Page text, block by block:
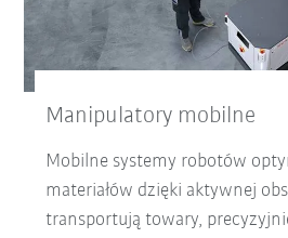
Manipulatory mobilne
Mobilne systemy robotów
materiałów dzięki aktywnej
transportują towary,